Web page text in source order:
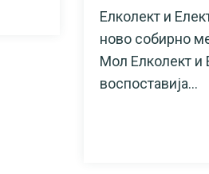
Елколект и
ново собирно
Мол Елколект и
воспоставија...